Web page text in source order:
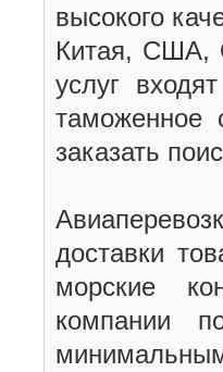
высокого
Китая, США,
услуг
заказать
доставки
морские
компании